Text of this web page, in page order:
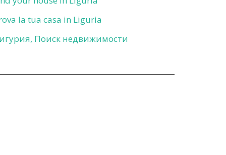
la tua casa in Liguria
Поиск недвижимости